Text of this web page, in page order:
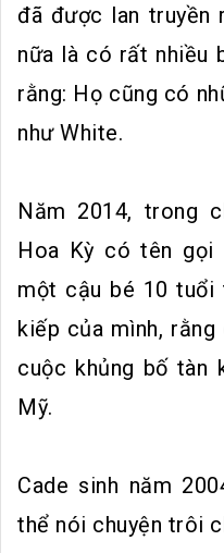
đã được lan truyền
nữa là có rất nhiều
rằng: Họ cũng có
như White.
Năm 2014, trong
Hoa Kỳ có tên gọi
một cậu bé 10 tuổi
kiếp của mình,
cuộc khủng bố tàn
Mỹ.
Cade sinh năm
thể nói chuyện trôi